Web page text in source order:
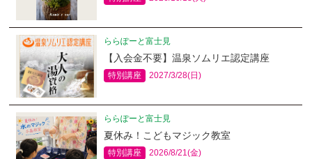
ららぽーと富士見
【入会金不要】温泉ソムリエ認定講座
特別講座 2027/3/28(日)
ららぽーと富士見
夏休み！こどもマジック教室
特別講座 2026/8/21(金)